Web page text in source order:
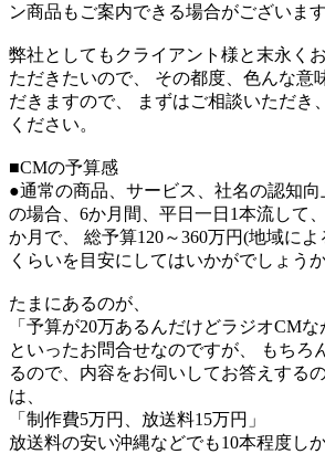
ン商品もご案内できる場合がございます
弊社としてもクライアント様と末永く
ただきたいので、 その都度、色んな意
だきますので、 まずはご相談いただき
ください。
■CMの予算感
●通常の商品、サービス、社名の認知向
の場合、6か月間、平日一日1本流して
か月で、 総予算120～360万円(地域によ
くらいを目安にしてはいかがでしょうか
たまにあるのが、
「予算が20万あるんだけどラジオCMな
といったお問合せなのですが、 もちろ
るので、内容をお伺いしてお答えする
は、
「制作費5万円、放送料15万円」
放送料の安い沖縄などでも10本程度し